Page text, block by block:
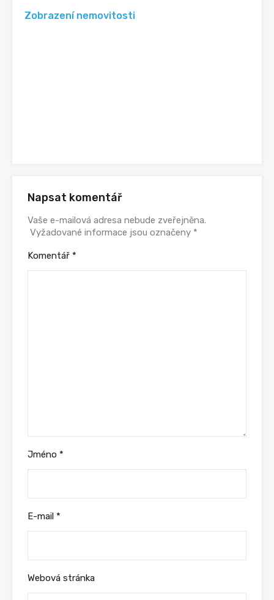
Zobrazení nemovitosti
Napsat komentář
Vaše e-mailová adresa nebude zveřejněna.
Vyžadované informace jsou označeny *
Komentář *
Jméno *
E-mail *
Webová stránka